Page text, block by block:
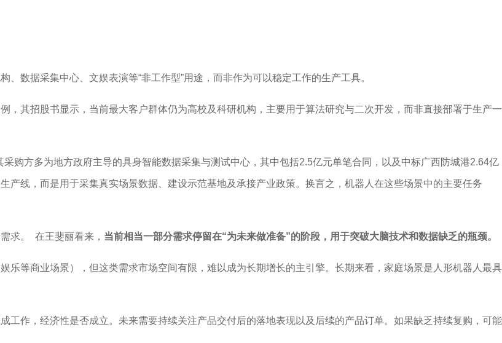
数据采集中心、文娱表演等“非工作型”用途，而非作为可以稳定工作的生产工具。
，其招股书显示，当前最大客户群体仍为高校及科研机构，主要用于算法研究与二次开发，而非直接部署于生产一
购方多为地方政府主导的具身智能数据采集与测试中心，其中包括2.5亿元单笔合同，以及中标广西防城港2.64亿
产线，而是用于采集真实场景数据、建设示范基地及承接产业政策。换言之，机器人在这些场景中的主要任务
求。 在王斐丽看来， 当前相当一部分需求停留在“为未来做准备”的阶段，用于突破大脑技术和数据缺乏的瓶颈。
乐等商业场景），但这类需求市场空间有限，难以成为长期增长的主引擎。长期来看，家庭场景是人形机器人最具
作，经济性是否成立。未来需要持续关注产品交付后的落地表现以及后续的产品订单。如果缺乏持续复购，可能